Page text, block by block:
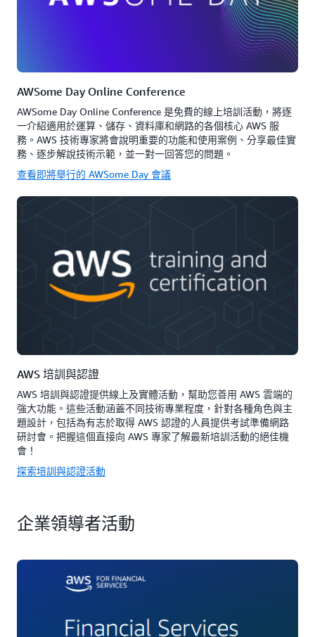
AWSome Day Online Conference
AWSome Day Online Conference 是免費的線上培訓活動，將逐
一介紹適用於運算、儲存、資料庫和網路的各個核心 AWS 服
務。AWS 技術專家將會說明重要的功能和使用案例、分享最佳實
務、逐步解說技術示範，並一對一回答您的問題。
查看即將舉行的 AWSome Day 會議
AWS 培訓與認證
AWS 培訓與認證提供線上及實體活動，幫助您善用 AWS 雲端的
強大功能。這些活動涵蓋不同技術專業程度，針對各種角色與主
題設計，包括為有志於取得 AWS 認證的人員提供考試準備網路
研討會。把握這個直接向 AWS 專家了解最新培訓活動的絕佳機
會！
探索培訓與認證活動
企業領導者活動